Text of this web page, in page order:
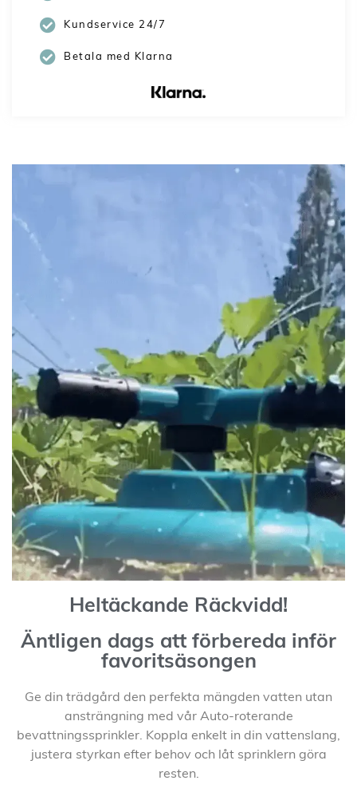
Kundservice 24/7
Betala med Klarna
Heltäckande Räckvidd!
Äntligen dags att förbereda inför
favoritsäsongen
Ge din trädgård den perfekta mängden vatten utan
ansträngning med vår Auto-roterande
bevattningssprinkler. Koppla enkelt in din vattenslang,
justera styrkan efter behov och låt sprinklern göra
resten.